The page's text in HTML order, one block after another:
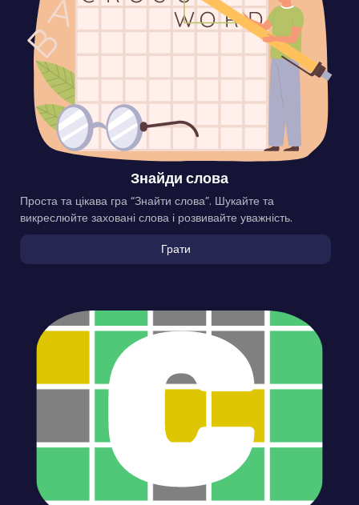
Знайди слова
Проста та цікава гра “Знайти слова”. Шукайте та
викреслюйте заховані слова і розвивайте уважність.
Грати